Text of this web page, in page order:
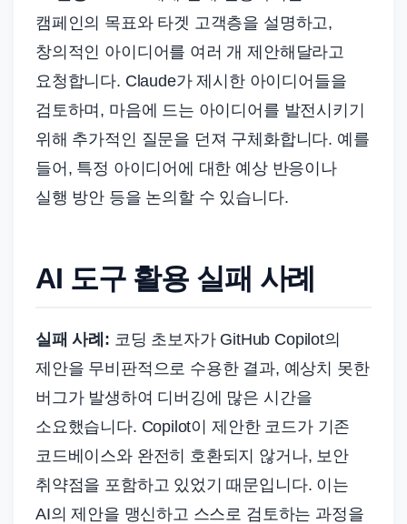
캠페인의 목표와 타겟 고객층을 설명하고,
창의적인 아이디어를 여러 개 제안해달라고
요청합니다. Claude가 제시한 아이디어들을
검토하며, 마음에 드는 아이디어를 발전시키기
위해 추가적인 질문을 던져 구체화합니다. 예를
들어, 특정 아이디어에 대한 예상 반응이나
실행 방안 등을 논의할 수 있습니다.
AI 도구 활용 실패 사례
실패 사례: 코딩 초보자가 GitHub Copilot의
제안을 무비판적으로 수용한 결과, 예상치 못한
버그가 발생하여 디버깅에 많은 시간을
소요했습니다. Copilot이 제안한 코드가 기존
코드베이스와 완전히 호환되지 않거나, 보안
취약점을 포함하고 있었기 때문입니다. 이는
AI의 제안을 맹신하고 스스로 검토하는 과정을